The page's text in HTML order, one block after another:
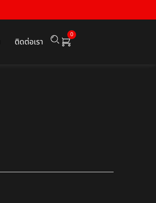
ติดต่อเรา
0